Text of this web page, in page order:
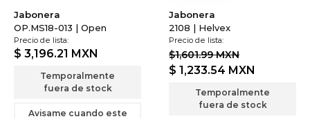
Jabonera
OP.MS18-013 | Open
Precio de lista:
$ 3,196.21 MXN
Temporalmente
fuera de stock
Avisame cuando este
Jabonera
2108 | Helvex
Precio de lista:
$1,601.99 MXN
$ 1,233.54 MXN
Temporalmente
fuera de stock